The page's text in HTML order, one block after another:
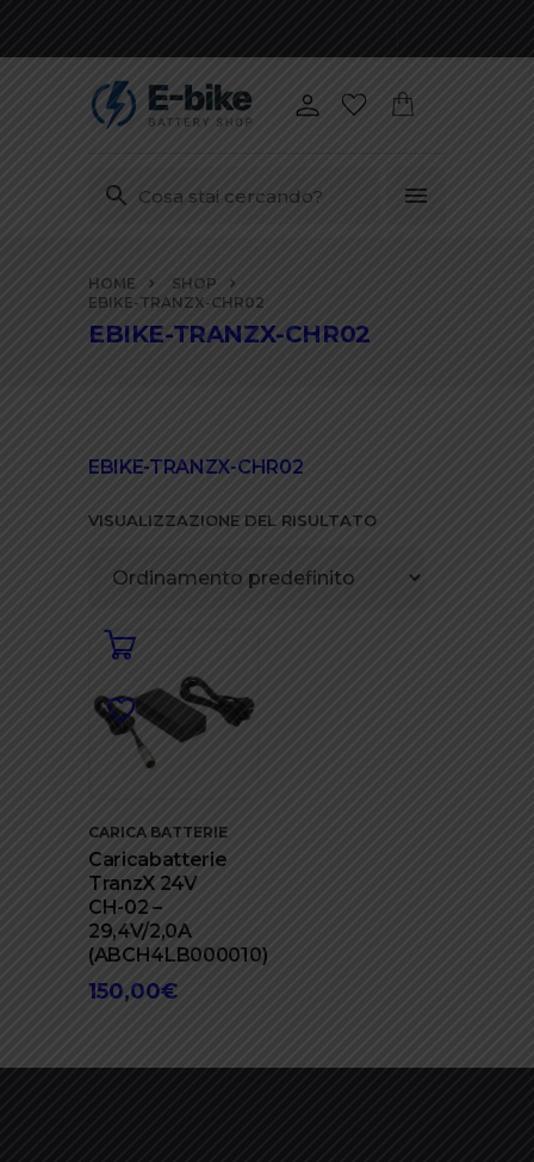
HOME
SHOP
EBIKE-TRANZX-CHR02
EBIKE-TRANZX-CHR02
EBIKE-TRANZX-CHR02
VISUALIZZAZIONE DEL RISULTATO
CARICA BATTERIE
Caricabatterie
TranzX 24V
CH-02 –
29,4V/2,0A
(ABCH4LB000010)
150,00€